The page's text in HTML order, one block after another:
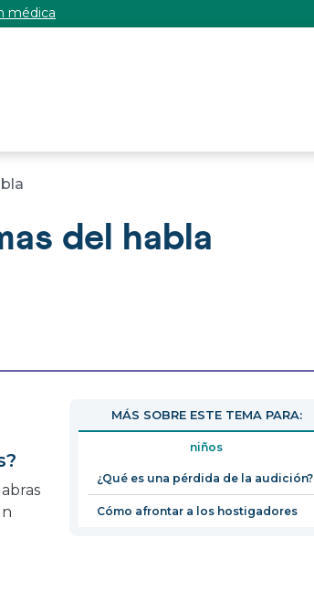
médica
del habla
MÁS SOBRE ESTE TEMA PARA:
niños
¿Qué es una pérdida de la audición?
Cómo afrontar a los hostigadores